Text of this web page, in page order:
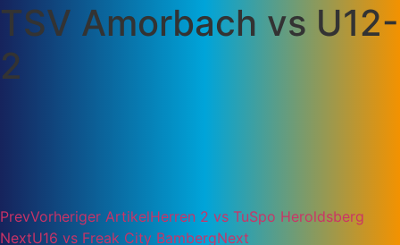
TSV Amorbach vs U12-
2
PrevVorheriger ArtikelHerren 2 vs TuSpo Heroldsberg
NextU16 vs Freak City BambergNext